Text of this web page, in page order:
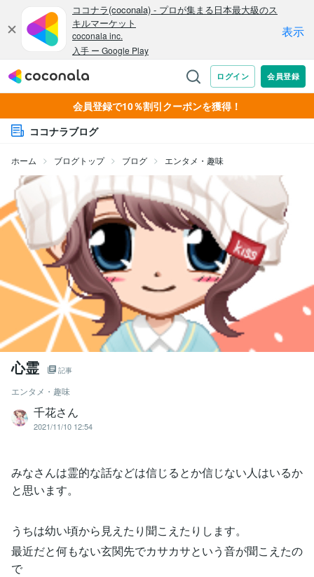
会員登録で10％割引クーポンを獲得！
ココナラブログ
ホーム ブログトップ ブログ エンタメ・趣味
心霊 記事
エンタメ・趣味
千花さん
2021/11/10 12:54
みなさんは霊的な話などは信じるとか信じない人はいるか
と思います。
うちは幼い頃から見えたり聞こえたりします。
最近だと何もない玄関先でカサカサという音が聞こえたの
で